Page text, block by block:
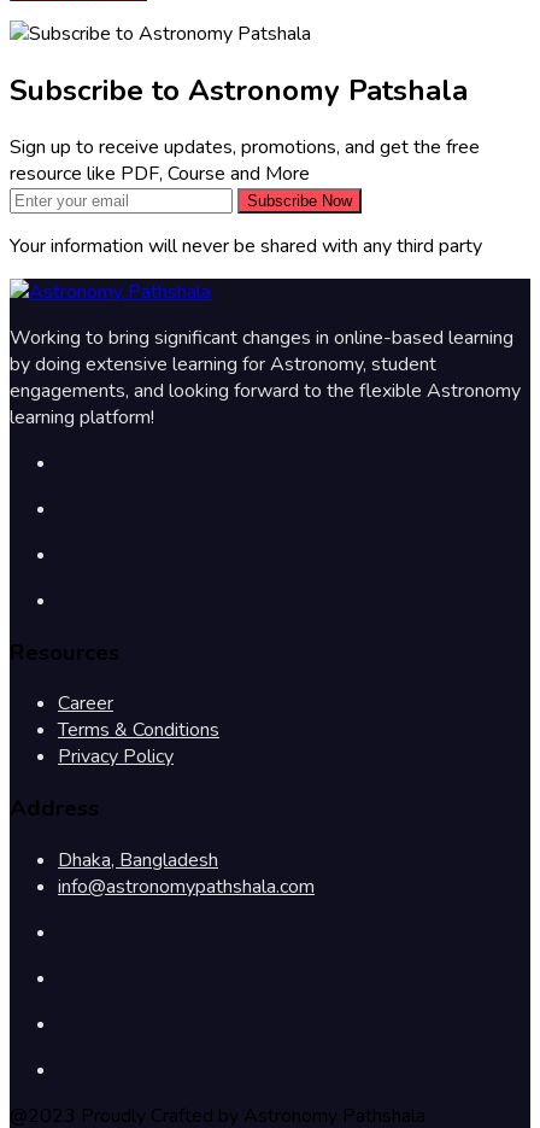
Subscribe to Astronomy Patshala
Sign up to receive updates, promotions, and get the free
resource like PDF, Course and More
Subscribe Now
Your information will never be shared with any third party
Working to bring significant changes in online-based learning
by doing extensive learning for Astronomy, student
engagements, and looking forward to the flexible Astronomy
learning platform!
Resources
Career
Terms & Conditions
Privacy Policy
Address
Dhaka, Bangladesh
info@astronomypathshala.com
@2023 Proudly Crafted by Astronomy Pathshala